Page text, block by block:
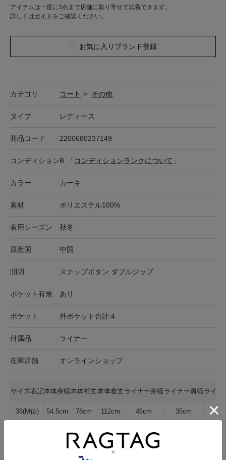
アイテムは一度に3点まで店舗に取り寄せて試着できます。
詳しくはガイド をご確認ください。
お気に入りブランド登録
カテゴリ コート > その他
タイプ レディース
商品コード 2200680237149
コンディションB 「 コンディションランクについて 」
カラー カーキ
素材 ポリエステル100%
着用シーズン 秋冬
原産国 中国
開閉 スナップボタン ダブルジップ
ポケット有無 あり
ポケット 外ポケット合計:4
付属品 ライナー
在庫店舗 オンラインショップ
サイズ表記本体身幅本体裄丈本体着丈 ライナー身幅 ライナー肩幅 ライナ
38(M位) 54.5cm 78cm 112cm 46cm 35cm
サイズの測り方について